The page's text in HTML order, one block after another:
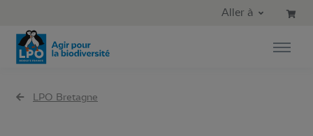
Aller au menu principal
Aller à
LPO Bretagne